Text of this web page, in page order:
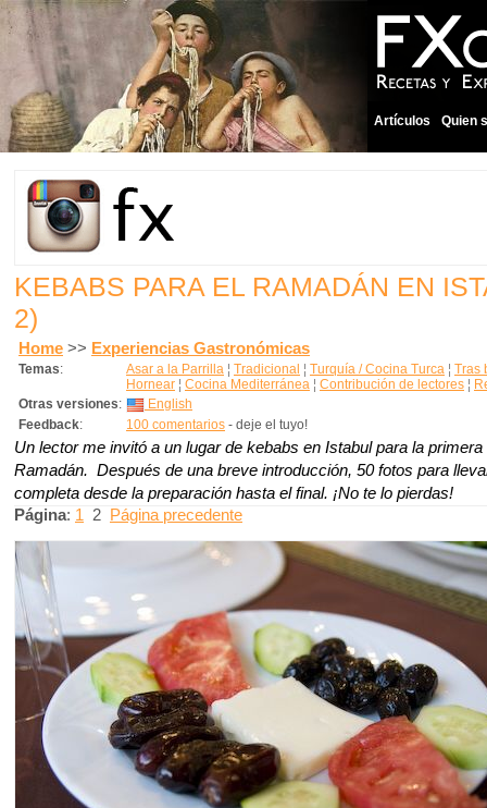
Artículos Quien
KEBABS PARA EL RAMADÁN EN
2)
Home >> Experiencias Gastronómicas
Temas: Asar a la Parrilla ¦ Tradicional ¦ Turquía / Cocina Turca ¦ Tras
Hornear ¦ Cocina Mediterránea ¦ Contribución de lectores ¦
Otras versiones:
English
Feedback: 100 comentarios - deje el tuyo!
Un lector me invitó a un lugar de kebabs en Istabul para la primera
Ramadán. Después de una breve introducción, 50 fotos para
completa desde la preparación hasta el final. ¡No te lo pierdas!
Página: 1 2 Página precedente